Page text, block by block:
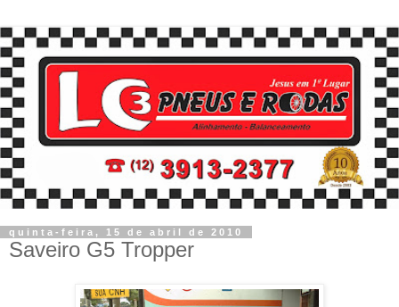
quinta-feira, 15 de abril de 2010
Saveiro G5 Tropper